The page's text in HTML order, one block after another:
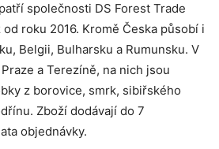
společnosti DS Forest Trade
roku 2016. Kromě Česka působí i
Belgii, Bulharsku a Rumunsku. V
a Terezíně, na nich jsou
z borovice, smrk, sibiřského
Zboží dodávají do 7
objednávky.